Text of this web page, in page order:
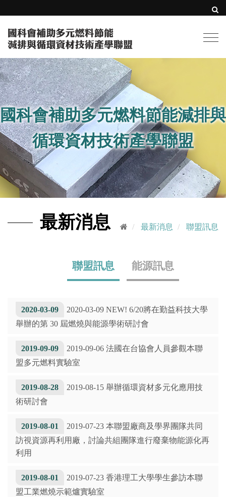
國科會補助多元燃料節能減排與
循環資材技術產學聯盟
最新消息 最新消息 聯盟訊息
聯盟訊息 能源訊息
2020-03-09
2020-03-09 NEW! 6/20將在勤益科技大學
舉辦的第 30 屆燃燒與能源學術研討會
2019-09-09
2019-09-06 法國在台協會人員參觀本聯
盟多元燃料實驗室
2019-08-28
2019-08-15 舉辦循環資材多元化應用技
術研討會
2019-08-01
2019-07-23 本聯盟廠商及學界團隊共同
訪視資源再利用廠，討論共組團隊進行廢棄物能源化再
利用
2019-08-01
2019-07-23 香港理工大學學生參訪本聯
盟工業燃燒示範爐實驗室